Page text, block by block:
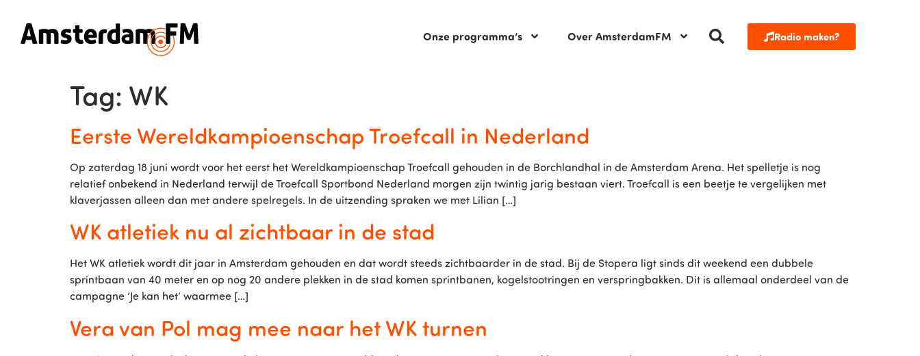
Onze programma’s Over AmsterdamFM Radio maken?
Tag: WK
Eerste Wereldkampioenschap Troefcall in Nederland
Op zaterdag 18 juni wordt voor het eerst het Wereldkampioenschap Troefcall gehouden in de Borchlandhal in de Amsterdam Arena. Het spelletje is nog
relatief onbekend in Nederland terwijl de Troefcall Sportbond Nederland morgen zijn twintig jarig bestaan viert. Troefcall is een beetje te vergelijken met
klaverjassen alleen dan met andere spelregels. In de uitzending spraken we met Lilian […]
WK atletiek nu al zichtbaar in de stad
Het WK atletiek wordt dit jaar in Amsterdam gehouden en dat wordt steeds zichtbaarder in de stad. Bij de Stopera ligt sinds dit weekend een dubbele
sprintbaan van 40 meter en op nog 20 andere plekken in de stad komen sprintbanen, kogelstootringen en verspringbakken. Dit is allemaal onderdeel van de
campagne ‘Je kan het’ waarmee […]
Vera van Pol mag mee naar het WK turnen